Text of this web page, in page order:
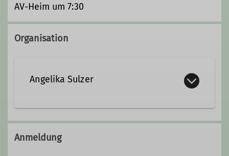
AV-Heim um 7:30
Organisation
Angelika Sulzer
Kontakt aufnehmen
Anmeldung